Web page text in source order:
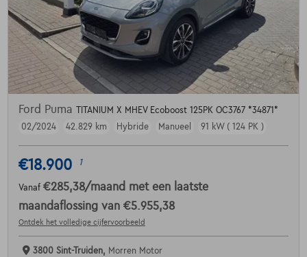
Ford Puma
TITANIUM X MHEV Ecoboost 125PK OC3767 *34871*
02/2024
42.829 km Hybride Manueel 91 kW ( 124 PK )
€18.900 1
Vanaf €285,38/maand met een laatste
maandaflossing van €5.955,38
Ontdek het volledige cijfervoorbeeld
3800 Sint-Truiden, Morren Motor